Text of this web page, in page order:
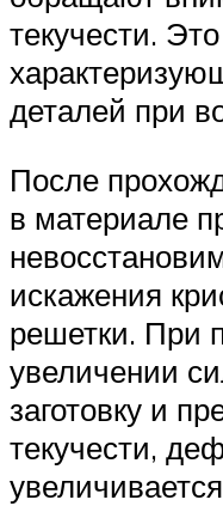
текучести.
деталей при
После
в материале
искажения
решетки. При
увеличении
заготовку и
текучести,